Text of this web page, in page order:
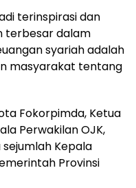
terinspirasi dan
terbesar dalam
syariah adalah
masyarakat tentang
Fokorpimda, Ketua
Perwakilan OJK,
Kepala
Provinsi